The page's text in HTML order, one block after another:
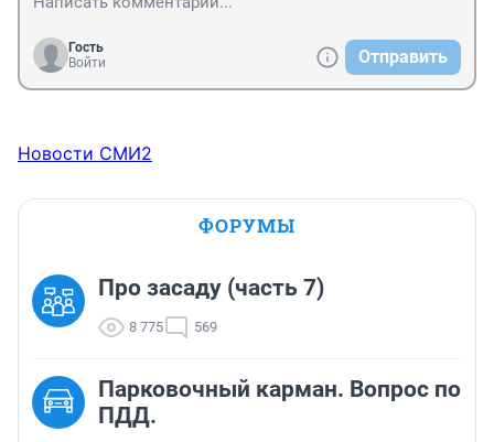
Гость
Войти
Отправить
Новости СМИ2
ФОРУМЫ
Про засаду (часть 7)
8 775 569
Парковочный карман. Вопрос по
ПДД.